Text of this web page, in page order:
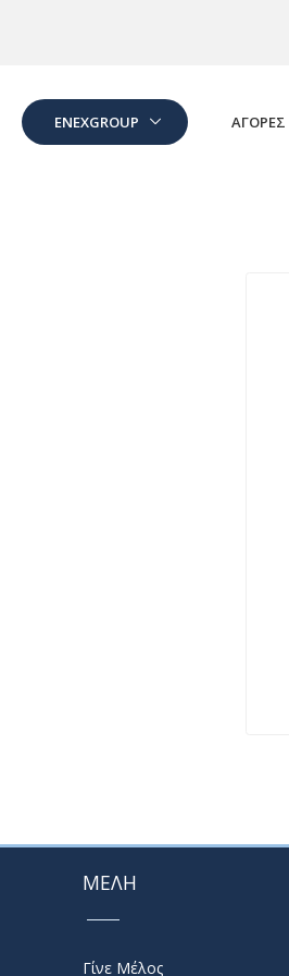
ENEXGROUP ΑΓΟΡΈΣ
ΜΕΛΗ
Γίνε Μέλος